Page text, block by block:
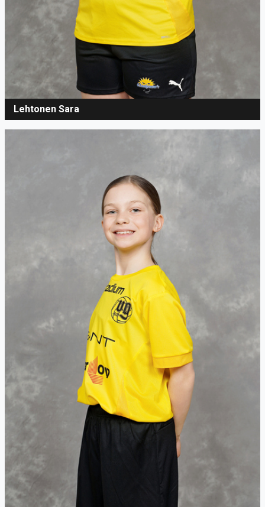
Lehtonen Sara